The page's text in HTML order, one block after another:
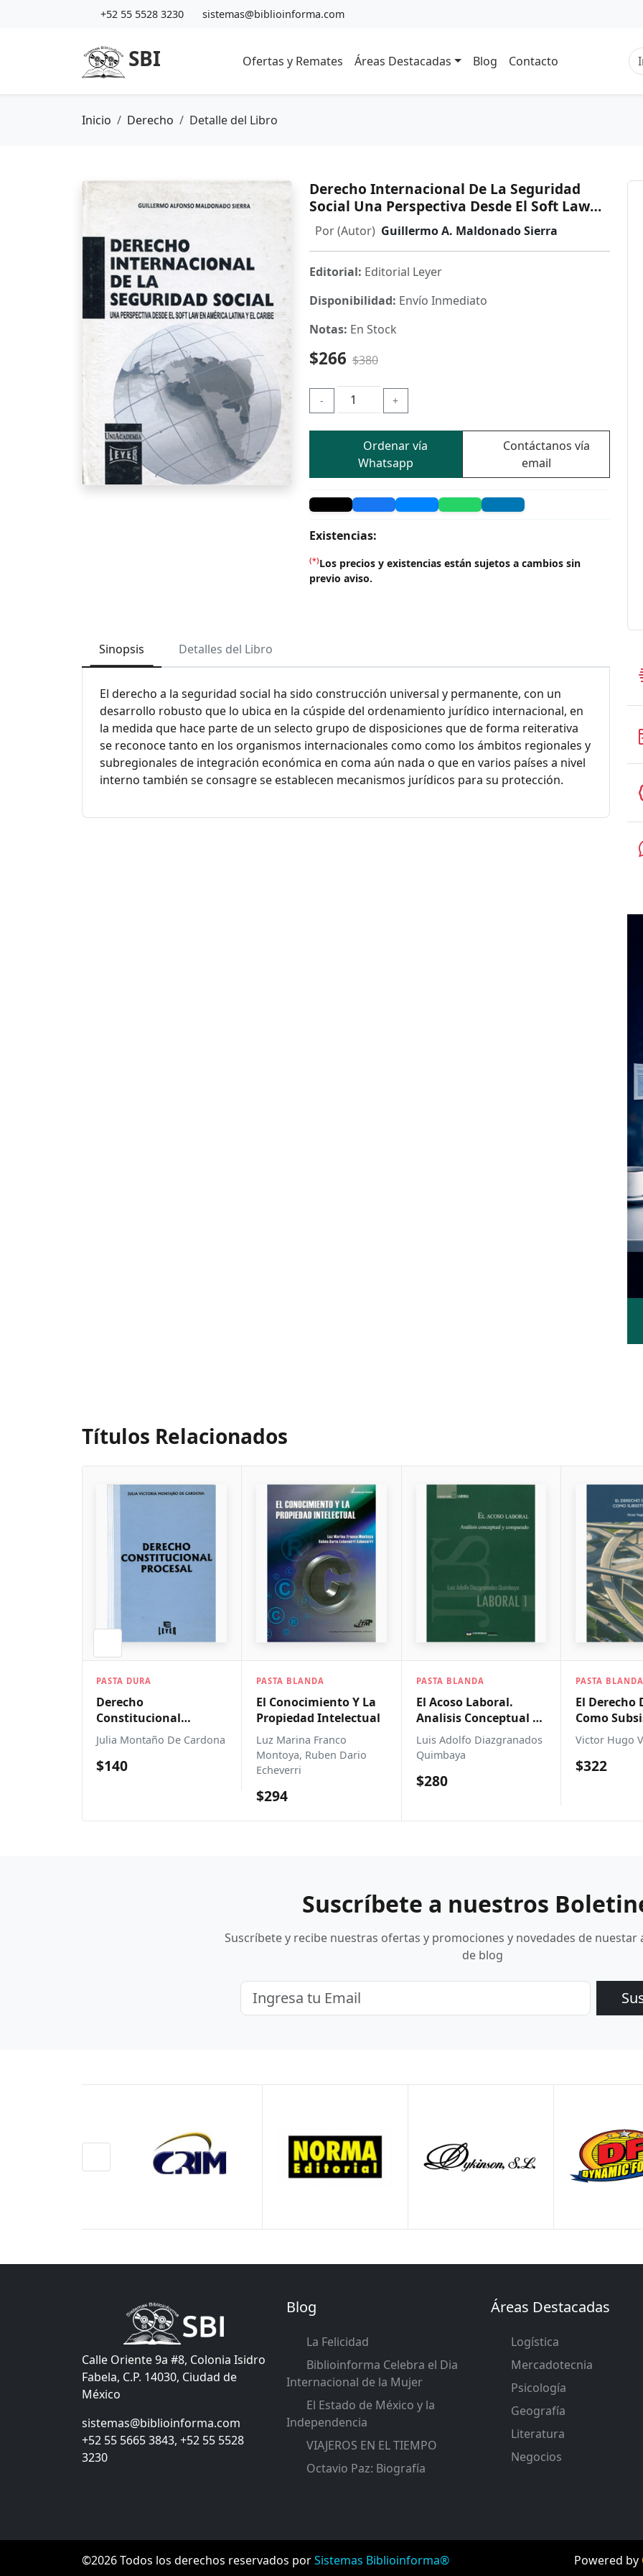
+52 55 5528 3230 sistemas@biblioinforma.com
SBI Ofertas y Remates Áreas Destacadas Blog Contacto
Inicio Derecho Detalle del Libro
Derecho Internacional De La Seguridad
Social Una Perspectiva Desde El Soft Law
En America Latina Y El Caribe
Por (Autor) Guillermo A. Maldonado Sierra
Editorial: Editorial Leyer
Disponibilidad: Envío Inmediato
Notas: En Stock
$266 $380
- +
Ordenar vía
Whatsapp
Contáctanos vía
email
Existencias:
(*)Los precios y existencias están sujetos a cambios sin
previo aviso.
Sinopsis Detalles del Libro
El derecho a la seguridad social ha sido construcción universal y permanente, con un
desarrollo robusto que lo ubica en la cúspide del ordenamiento jurídico internacional, en
la medida que hace parte de un selecto grupo de disposiciones que de forma reiterativa
se reconoce tanto en los organismos internacionales como como los ámbitos regionales y
subregionales de integración económica en coma aún nada o que en varios países a nivel
interno también se consagre se establecen mecanismos jurídicos para su protección.
Títulos Relacionados
PASTA BLANDA
El Conocimiento Y La
Propiedad Intelectual
Luz Marina Franco
Echeverri
PASTA BLANDA
El Acoso Laboral.
Analisis Conceptual Y
Comparado
Luis Adolfo Diazgranados
Quimbaya
$280
PASTA BLANDA
El Derecho De Transito
Como Subsistema
Juridico
Victor Hugo Vallejo
$322
PASTA DURA
Delitos
Personas
Derecho
Diego
$158
Suscríbete a nuestros
Suscríbete y recibe nuestras ofertas y promociones y novedades de nuestar
de blog
Calle Oriente 9a #8, Colonia Isidro
Fabela, C.P. 14030, Ciudad de
México
sistemas@biblioinforma.com
+52 55 5665 3843, +52 55 5528
3230
Blog
La Felicidad
Biblioinforma Celebra el Dia
Internacional de la Mujer
El Estado de México y la
Independencia
VIAJEROS EN EL TIEMPO
Octavio Paz: Biografía
Áreas Destacadas
Logística
Mercadotecnia
Psicología
Geografía
Literatura
Negocios
©2026 Todos los derechos reservados porSistemas Biblioinforma® Powered by